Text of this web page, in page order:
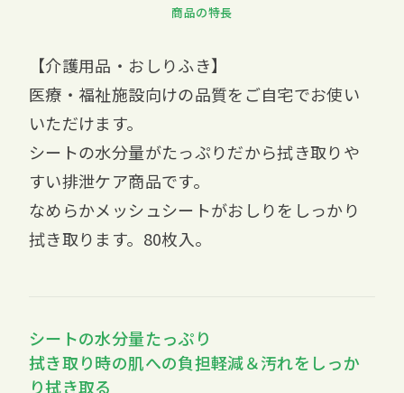
商品の特長
【介護用品・おしりふき】
医療・福祉施設向けの品質をご自宅でお使い
いただけます。
シートの水分量がたっぷりだから拭き取りや
すい排泄ケア商品です。
なめらかメッシュシートがおしりをしっかり
拭き取ります。80枚入。
シートの水分量たっぷり
拭き取り時の肌への負担軽減＆汚れをしっか
り拭き取る